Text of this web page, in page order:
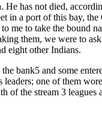
has not died,
in a port of this bay, the
me to take the bound
them, we were to
eight other Indians.
bank5 and some
one of them
of the stream 3